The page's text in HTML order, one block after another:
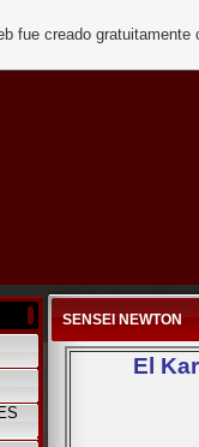
SENSEI NEWTON
El
fue creado gratuitamente